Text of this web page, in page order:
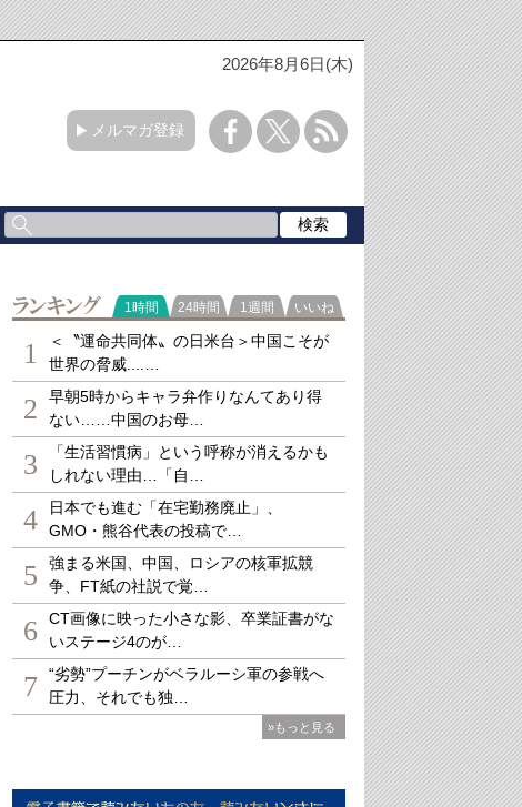
2026年8月6日(木)
メルマガ登録
ランキング
1時間 24時間 1週間 いいね
1
＜〝運命共同体〟の日米台＞中国こそが
世界の脅威....…
2
早朝5時からキャラ弁作りなんてあり得
ない……中国のお母…
3
「生活習慣病」という呼称が消えるかも
しれない理由…「自…
4
日本でも進む「在宅勤務廃止」、
GMO・熊谷代表の投稿で…
5
強まる米国、中国、ロシアの核軍拡競
争、FT紙の社説で覚…
6
CT画像に映った小さな影、卒業証書がな
いステージ4のが…
7
“劣勢”プーチンがベラルーシ軍の参戦へ
圧力、それでも独…
»もっと見る